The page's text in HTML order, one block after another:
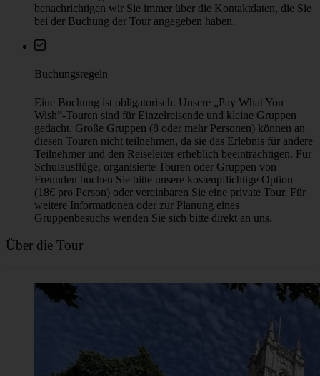
benachrichtigen wir Sie immer über die Kontaktdaten, die Sie
bei der Buchung der Tour angegeben haben.
Buchungsregeln
Eine Buchung ist obligatorisch. Unsere „Pay What You
Wish”-Touren sind für Einzelreisende und kleine Gruppen
gedacht. Große Gruppen (8 oder mehr Personen) können an
diesen Touren nicht teilnehmen, da sie das Erlebnis für andere
Teilnehmer und den Reiseleiter erheblich beeinträchtigen. Für
Schulausflüge, organisierte Touren oder Gruppen von
Freunden buchen Sie bitte unsere kostenpflichtige Option
(18€ pro Person) oder vereinbaren Sie eine private Tour. Für
weitere Informationen oder zur Planung eines
Gruppenbesuchs wenden Sie sich bitte direkt an uns.
Über die Tour